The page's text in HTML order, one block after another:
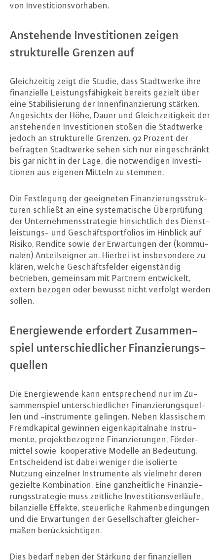
von In­ves­ti­ti­ons­vor­ha­ben.
An­ste­hen­de In­ves­ti­tio­nen zeigen
struk­tu­rel­le Grenzen auf
Gleich­zei­tig zeigt die Studie, dass Stadt­wer­ke ihre
fi­nan­zi­el­le Leis­tungs­fä­hig­keit bereits gezielt über
eine Sta­bi­li­sie­rung der In­nen­fi­nan­zie­rung stärken.
An­ge­sichts der Höhe, Dauer und Gleich­zei­tig­keit der
an­ste­hen­den In­ves­ti­tio­nen stoßen die Stadt­wer­ke
jedoch an struk­tu­rel­le Grenzen. 92 Prozent der
befragten Stadt­wer­ke sehen sich nur ein­ge­schränkt
bis gar nicht in der Lage, die not­wen­di­gen In­ves­ti­
tio­nen aus eigenen Mitteln zu stemmen.
Die Fest­le­gung der ge­eig­ne­ten Fi­nan­zie­rungs­struk­
tu­ren schließt an eine sys­te­ma­ti­sche Über­prü­fung
der Un­ter­neh­mens­stra­te­gie hin­sicht­lich des Dienst­
leis­tungs- und Ge­schäfts­port­fo­li­os im Hinblick auf
Risiko, Rendite sowie der Er­war­tun­gen der (kom­mu­
na­len) An­teils­eig­ner an. Hierbei ist ins­be­son­de­re zu
klären, welche Ge­schäfts­fel­der ei­gen­stän­dig
betrieben, gemeinsam mit Partnern ent­wi­ckelt,
extern bezogen oder bewusst nicht verfolgt werden
sollen.
En­er­gie­wen­de erfordert Zu­sam­men­
spiel un­ter­schied­li­cher Fi­nan­zie­rungs­
quel­len
Die En­er­gie­wen­de kann ent­spre­chend nur im Zu­
sam­men­spiel un­ter­schied­li­cher Fi­nan­zie­rungs­quel­
len und -in­stru­men­te gelingen. Neben klas­si­schem
Fremd­ka­pi­tal gewinnen ei­gen­ka­pi­tal­na­he In­stru­
men­te, pro­jekt­be­zo­ge­ne Fi­nan­zie­run­gen, För­der­
mit­tel sowie ko­ope­ra­ti­ve Modelle an Bedeutung.
Ent­schei­dend ist dabei weniger die isolierte
Nutzung einzelner In­stru­men­te als vielmehr deren
gezielte Kom­bi­na­ti­on. Eine ganz­heit­li­che Fi­nan­zie­
rungs­stra­te­gie muss zeitliche In­ves­ti­ti­ons­ver­läu­fe,
bi­lan­zi­el­le Effekte, steu­er­li­che Rah­men­be­din­gun­gen
und die Er­war­tun­gen der Ge­sell­schaf­ter glei­cher­
ma­ßen be­rück­sich­ti­gen.
Dies bedarf neben der Stärkung der fi­nan­zi­el­len